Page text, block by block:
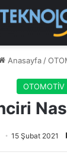
Anasayfa /
OTOMOTİV
15 Şubat 2021